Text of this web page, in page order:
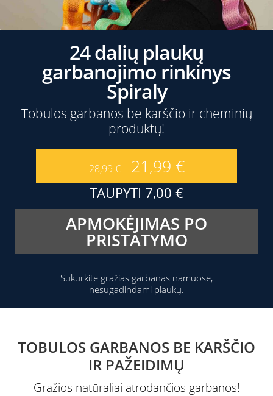
24 dalių plaukų
garbanojimo rinkinys
Spiraly
Tobulos garbanos be karščio ir cheminių
produktų!
28,99€ 21,99 €
TAUPYTI 7,00 €
APMOKĖJIMAS PO
PRISTATYMO
Sukurkite gražias garbanas namuose,
nesugadindami plaukų.
TOBULOS GARBANOS BE KARŠČIO
IR PAŽEIDIMŲ
Gražios natūraliai atrodančios garbanos!